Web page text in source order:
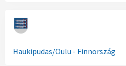
Haukipudas/Oulu - Finnország